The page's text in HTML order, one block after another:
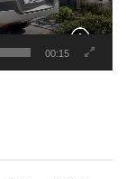
00:15